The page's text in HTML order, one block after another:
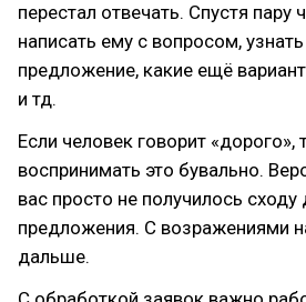
перестал отвечать. Спустя пару
написать ему с вопросом,
предложение, какие ещё
и тд.
Если человек говорит «дорого»,
воспринимать это бувально.
вас просто не получилось сходу
предложения. С возражениями
дальше.